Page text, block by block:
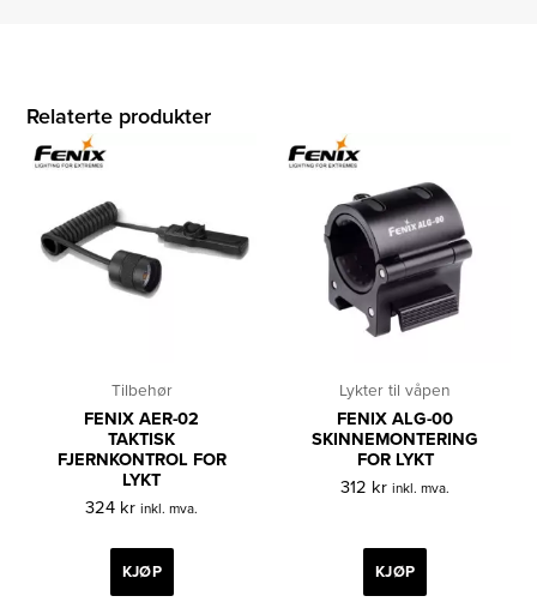
Relaterte produkter
Tilbehør
FENIX AER-02
TAKTISK
FJERNKONTROL FOR
LYKT
324 kr inkl. mva.
KJØP
Lykter til våpen
FENIX ALG-00
SKINNEMONTERING
FOR LYKT
312 kr inkl. mva.
KJØP